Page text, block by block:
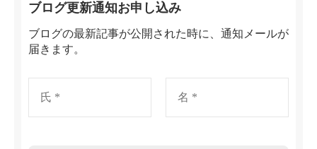
ブログ更新通知お申し込み
ブログの最新記事が公開された時に、通知メールが
届きます。